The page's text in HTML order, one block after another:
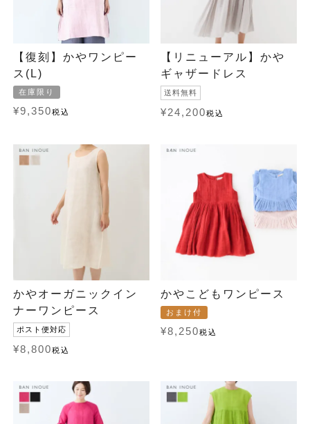
【復刻】かやワンピー
ス(L)
在庫限り
¥9,350税込
【リニューアル】かや
ギャザードレス
送料無料
¥24,200税込
かやオーガニックイン
ナーワンピース
ポスト便対応
¥8,800税込
かやこどもワンピース
おまけ付
¥8,250税込